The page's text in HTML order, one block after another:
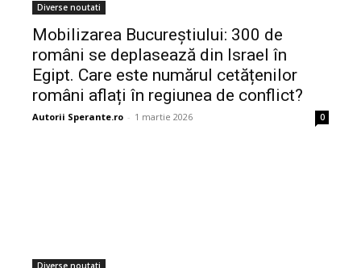
Diverse noutati
Mobilizarea Bucureștiului: 300 de
români se deplasează din Israel în
Egipt. Care este numărul cetățenilor
români aflați în regiunea de conflict?
Autorii Sperante.ro - 1 martie 2026 0
Diverse noutati